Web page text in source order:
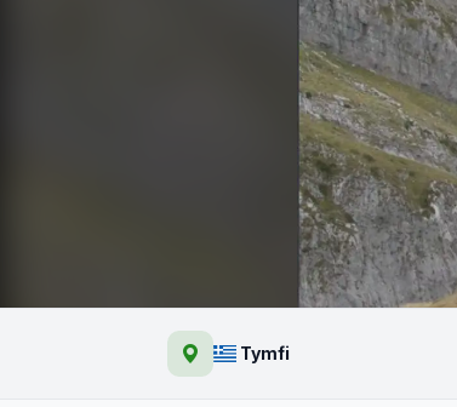
Тайнствените
и рафтингTymfi